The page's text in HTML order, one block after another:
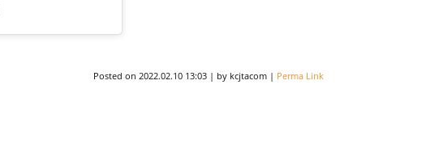
Posted on 2022.02.10 13:03 | by kcjtacom | Perma Link